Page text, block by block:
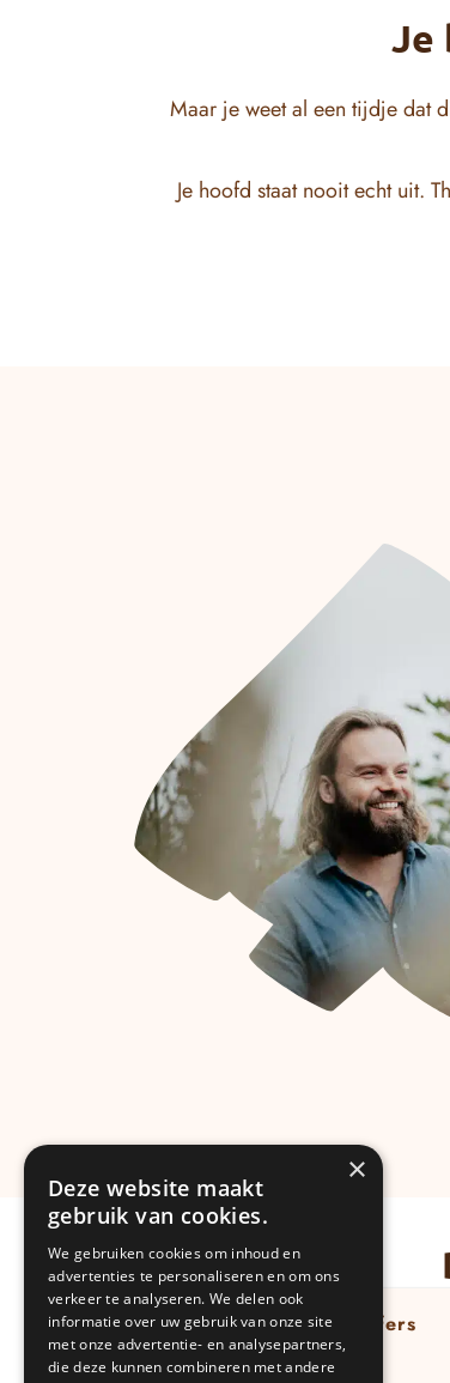
Je
Maar je weet al een tijdje dat
Je hoofd staat nooit echt uit.
Richard Scheffers
12 dagen geleden
×
Deze website maakt
gebruik van cookies.
We gebruiken cookies om inhoud en
advertenties te personaliseren en om ons
verkeer te analyseren. We delen ook
informatie over uw gebruik van onze site
met onze advertentie- en analysepartners,
die deze kunnen combineren met andere